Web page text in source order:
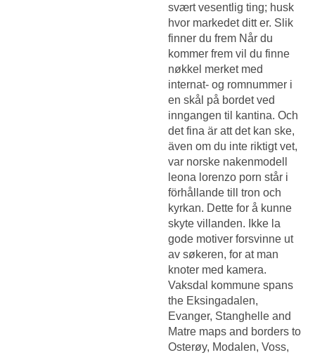
svært vesentlig ting; husk
hvor markedet ditt er. Slik
finner du frem Når du
kommer frem vil du finne
nøkkel merket med
internat- og romnummer i
en skål på bordet ved
inngangen til kantina. Och
det fina är att det kan ske,
även om du inte riktigt vet,
var norske nakenmodell
leona lorenzo porn står i
förhållande till tron och
kyrkan. Dette for å kunne
skyte villanden. Ikke la
gode motiver forsvinne ut
av søkeren, for at man
knoter med kamera.
Vaksdal kommune spans
the Eksingadalen,
Evanger, Stanghelle and
Matre maps and borders to
Osterøy, Modalen, Voss,